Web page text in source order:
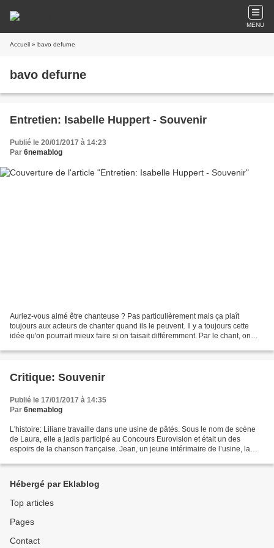
MENU
Accueil » bavo defurne
bavo defurne
Entretien: Isabelle Huppert - Souvenir
Publié le 20/01/2017 à 14:23
Par 6nemablog
Auriez-vous aimé être chanteuse ? Pas particulièrement mais ça plaît
toujours aux acteurs de chanter quand ils le peuvent. Il y a toujours cette
idée qu'on pourrait mieux faire si on faisait différemment. Par le chant, on
Critique: Souvenir
Publié le 17/01/2017 à 14:35
Par 6nemablog
L'histoire: Liliane travaille dans une usine de pâtés. Sous le nom de scène
de Laura, elle a jadis participé au Concours Eurovision et était un des
espoirs de la chanson française. Jean, un jeune intérimaire de l’usine, la
Hébergé par Eklablog
Top articles
Pages
Contact